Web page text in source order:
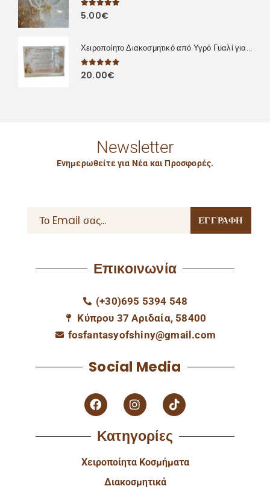
0 out of 5
5.00€
Χειροποίητο Διακοσμητικό από Υγρό Γυαλί για Συναδέλφους – Προσωποποιημένο Δώρο με Αφιέρωση
0out of 5
20.00€
Newsletter
Ενημερωθείτε για Νέα και Προσφορές.
Επικοινωνία
(+30)695 5394 548
Κύπρου 37 Αριδαία, 58400
fosfantasyofshiny@gmail.com
Social Media
Κατηγορίες
Χειροποίητα Κοσμήματα
Διακοσμητικά